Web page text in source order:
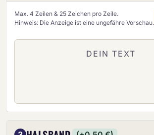
Max. 4 Zeilen & 25 Zeichen pro Zeile.
Hinweis: Die Anzeige ist eine ungefähre Vorschau.